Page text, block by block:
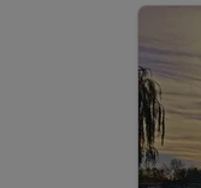
-
-
-
-
1 x